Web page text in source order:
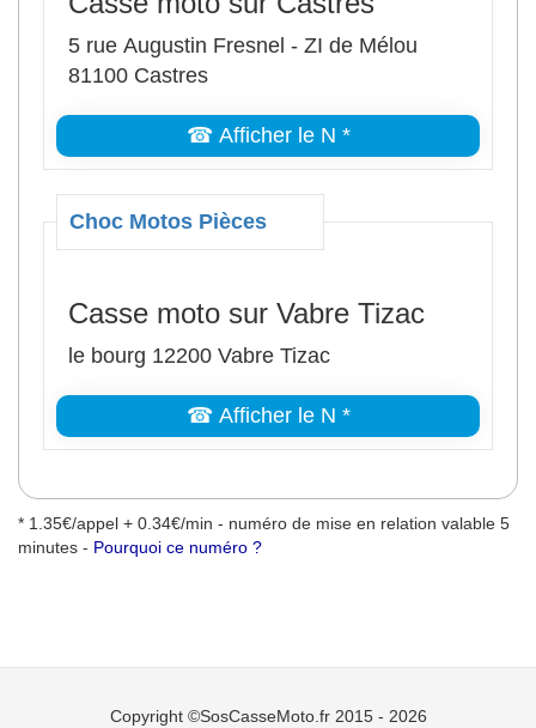
5 rue Augustin Fresnel - ZI de Mélou
81100 Castres
☎ Afficher le N *
Choc Motos Pièces
Casse moto sur Vabre Tizac
le bourg 12200 Vabre Tizac
☎ Afficher le N *
* 1.35€/appel + 0.34€/min - numéro de mise en relation valable 5
minutes - Pourquoi ce numéro ?
Copyright ©SosCasseMoto.fr 2015 - 2026